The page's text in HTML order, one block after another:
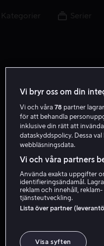
Kategorier Serier
Vi bryr oss om din
Vi och våra 78 partner
för att behandla
inklusive din rätt att
dataskyddspolicy. Dessa
webbläsningsdata.
Vi och våra partners
Använda exakta uppgifter
identifieringsändamål.
reklam och innehåll,
tjänsteutveckling.
Lista över partner
Visa syften